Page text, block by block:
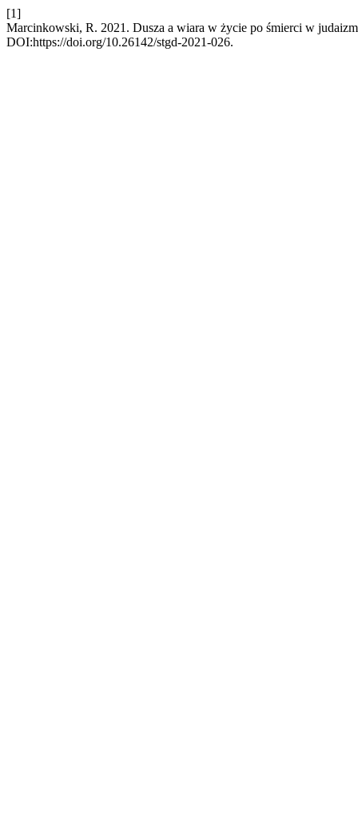
[1]
Marcinkowski, R. 2021. Dusza a wiara w życie po śmierci w
DOI:https://doi.org/10.26142/stgd-2021-026.